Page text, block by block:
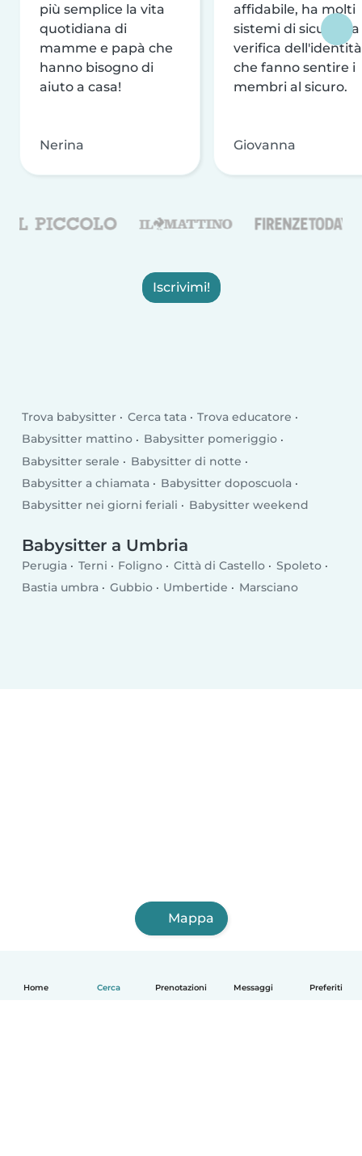
Home Cerca Prenotazioni Messaggi Preferiti
più semplice la vita
quotidiana di
mamme e papà che
hanno bisogno di
aiuto a casa!
Nerina
affidabile, ha molti
sistemi di sicurezza
verifica dell'identità
che fanno sentire i
membri al sicuro.
Giovanna
Iscrivimi!
Trova babysitter Cerca tata
Trova educatore
Babysitter mattino
Babysitter pomeriggio
Babysitter serale
Babysitter di notte
Babysitter a chiamata
Babysitter doposcuola
Babysitter nei giorni feriali
Babysitter weekend
Babysitter a Umbria
Perugia Terni Foligno Città di Castello
Spoleto
Bastia umbra
Gubbio Umbertide Marsciano
Mappa